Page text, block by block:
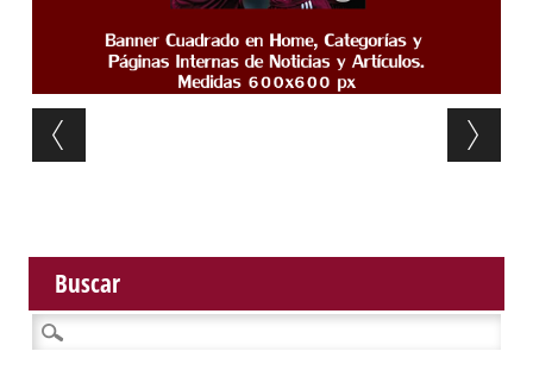
Post navigation
Buscar
Buscar: